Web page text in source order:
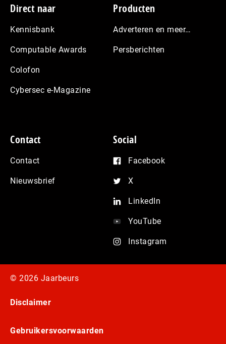
Footer
Direct naar
Kennisbank
Computable Awards
Colofon
Cybersec e-Magazine
Producten
Adverteren en meer…
Persberichten
Contact
Contact
Nieuwsbrief
Social
Facebook
X
LinkedIn
YouTube
Instagram
© 2026 Jaarbeurs
Disclaimer
Gebruikersvoorwaarden